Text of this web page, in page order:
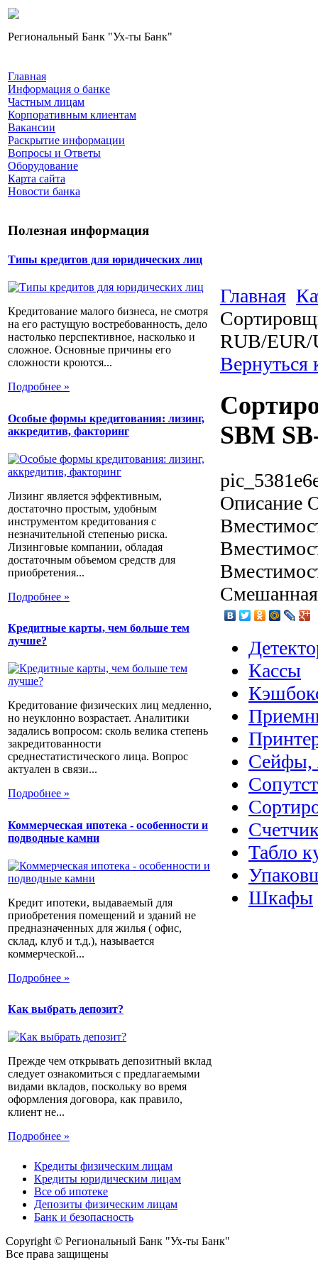
Региональный Банк "Ух-ты Банк"
Главная
Информация о банке
Частным лицам
Корпоративным клиентам
Вакансии
Раскрытие информации
Вопросы и Ответы
Оборудование
Карта сайта
Новости банка
Полезная информация
Типы кредитов для юридических лиц
Кредитование малого бизнеса, не смотря
на его растущую востребованность, дело
настолько перспективное, насколько и
сложное. Основные причины его
сложности кроются...
Подробнее »
Особые формы кредитования: лизинг,
аккредитив, факторинг
Лизинг является эффективным,
достаточно простым, удобным
инструментом кредитования с
незначительной степенью риска.
Лизинговые компании, обладая
достаточным объемом средств для
приобретения...
Подробнее »
Кредитные карты, чем больше тем
лучше?
Кредитование физических лиц медленно,
но неуклонно возрастает. Аналитики
задались вопросом: сколь велика степень
закредитованности
среднестатистического лица. Вопрос
актуален в связи...
Подробнее »
Коммерческая ипотека - особенности и
подводные камни
Кредит ипотеки, выдаваемый для
приобретения помещений и зданий не
предназначенных для жилья ( офис,
склад, клуб и т.д.), называется
коммерческой...
Подробнее »
Как выбрать депозит?
Прежде чем открывать депозитный вклад
следует ознакомиться с предлагаемыми
видами вкладов, поскольку во время
оформления договора, как правило,
клиент не...
Подробнее »
Главная
RUB/EUR/
Вернуться
SBM
Описание
Смешанная
Кассы
Сейфы,
Табло
Шкафы
Кредиты физическим лицам
Кредиты юридическим лицам
Все об ипотеке
Депозиты физическим лицам
Банк и безопасность
Copyright © Региональный Банк "Ух-ты Банк"
Все права защищены